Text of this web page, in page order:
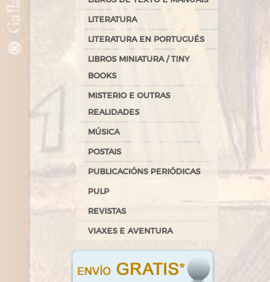
LITERATURA
LITERATURA EN PORTUGUÉS
LIBROS MINIATURA / TINY
BOOKS
MISTERIO E OUTRAS
REALIDADES
MÚSICA
POSTAIS
PUBLICACIÓNS PERIÓDICAS
PULP
REVISTAS
VIAXES E AVENTURA